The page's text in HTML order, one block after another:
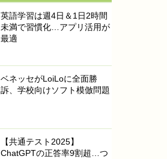
英語学習は週4日＆1日2時間
未満で習慣化…アプリ活用が
最適
ベネッセがLoiLoに全面勝
訴、学校向けソフト模倣問題
【共通テスト2025】
ChatGPTの正答率9割超…つ